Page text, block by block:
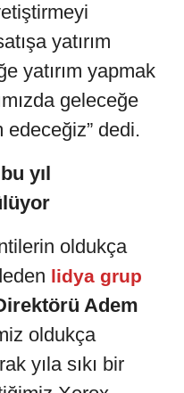
yatırım
yatırım yapmak
geleceğe
edeceğiz” dedi.
yıl
oldukça
lidya grup
Adem
oldukça
yıla sıkı bir